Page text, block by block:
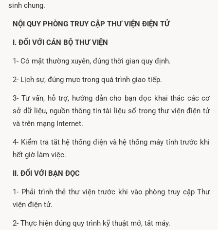
sinh chung.
NỘI QUY PHÒNG TRUY CẬP THƯ VIỆN ĐIỆN TỬ
I. ĐỐI VỚI CÁN BỘ THƯ VIỆN
1- Có mặt thường xuyên, đúng thời gian quy định.
2- Lịch sự, đúng mực trong quá trình giao tiếp.
3- Tư vấn, hỗ trợ, hướng dẫn cho bạn đọc khai thác các cơ
sở dữ liệu, nguồn thông tin tài liệu số trong thư viện điện tử
và trên mạng Internet.
4- Kiểm tra tắt hệ thống điện và hệ thống máy tính trước khi
hết giờ làm việc.
II. ĐỐI VỚI BẠN ĐỌC
1- Phải trình thẻ thư viện trước khi vào phòng truy cập Thư
viện điện tử.
2- Thực hiện đúng quy trình kỹ thuật mở, tắt máy.